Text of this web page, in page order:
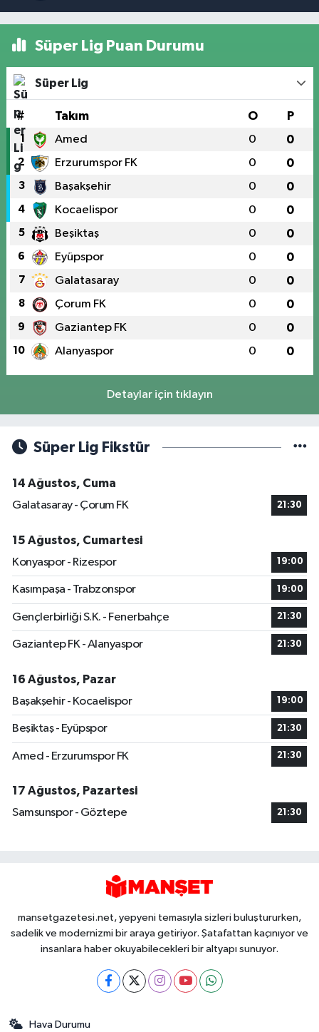
Süper Lig Puan Durumu
Süper Lig
# Takım O P
1 Amed 0 0
2 Erzurumspor FK 0 0
3 Başakşehir 0 0
4 Kocaelispor 0 0
5 Beşiktaş 0 0
6 Eyüpspor 0 0
7 Galatasaray 0 0
8 Çorum FK 0 0
9 Gaziantep FK 0 0
10 Alanyaspor 0 0
Detaylar için tıklayın
Süper Lig Fikstür
14 Ağustos, Cuma
Galatasaray - Çorum FK
21:30
15 Ağustos, Cumartesi
Konyaspor - Rizespor
19:00
Kasımpaşa - Trabzonspor 19:00
Gençlerbirliği S.K. - Fenerbahçe 21:30
Gaziantep FK - Alanyaspor 21:30
16 Ağustos, Pazar
Başakşehir - Kocaelispor
19:00
Beşiktaş - Eyüpspor 21:30
Amed - Erzurumspor FK 21:30
17 Ağustos, Pazartesi
Samsunspor - Göztepe
21:30
mansetgazetesi.net, yepyeni temasıyla sizleri buluştururken,
sadelik ve modernizmi bir araya getiriyor. Şatafattan kaçınıyor ve
insanlara haber okuyabilecekleri bir altyapı sunuyor.
Hava Durumu